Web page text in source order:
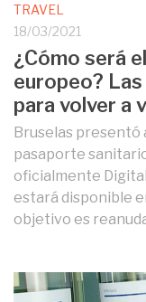
TRAVEL
18/03/2021
¿Cómo será
europeo?
para volver a
Bruselas presentó
pasaporte
oficialmente
estará disponible
objetivo es